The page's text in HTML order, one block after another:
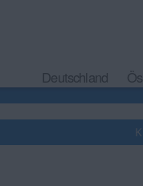
Deutschland